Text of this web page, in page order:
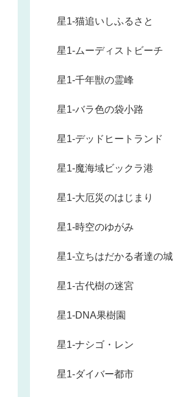
星1-猫追いしふるさと
星1-ムーディストビーチ
星1-千年獣の霊峰
星1-バラ色の袋小路
星1-デッドヒートランド
星1-魔海域ビックラ港
星1-大厄災のはじまり
星1-時空のゆがみ
星1-立ちはだかる者達の城
星1-古代樹の迷宮
星1-DNA果樹園
星1-ナシゴ・レン
星1-ダイバー都市